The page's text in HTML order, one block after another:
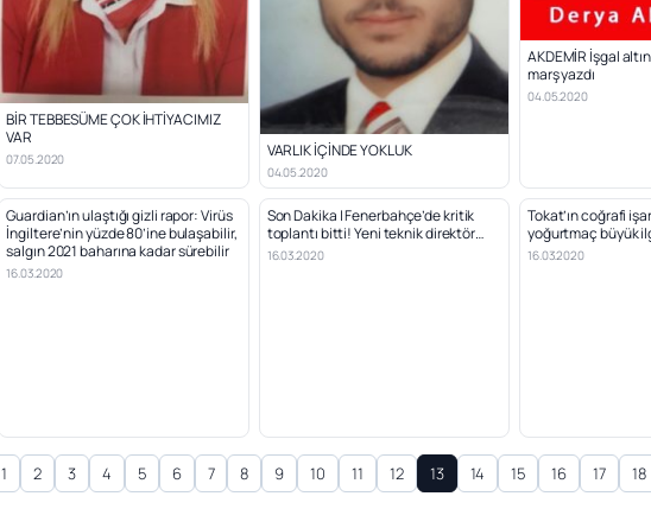
BİR TEBBESÜME ÇOK İHTİYACIMIZ
VAR
07.05.2020 VARLIK İÇİNDE YOKLUK
04.05.2020
AKDEMİR İşgal
marş yazdı
04.05.2020
Guardian’ın ulaştığı gizli rapor: Virüs
İngiltere’nin yüzde 80’ine bulaşabilir,
salgın 2021 baharına kadar sürebilir
16.03.2020
Son Dakika | Fenerbahçe’de kritik
toplantı bitti! Yeni teknik direktör…
16.03.2020
Tokat’ın coğrafi
yoğurtmaç büyük
16.03.2020
1 2 3 4 5 6 7 8 9 10 11 12 13 14 15 16 17 18